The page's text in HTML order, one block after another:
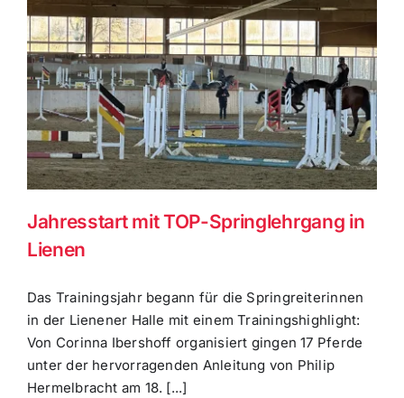
Jahresstart mit TOP-Springlehrgang in
Lienen
Das Trainingsjahr begann für die Springreiterinnen
in der Lienener Halle mit einem Trainingshighlight:
Von Corinna Ibershoff organisiert gingen 17 Pferde
unter der hervorragenden Anleitung von Philip
Hermelbracht am 18. [...]